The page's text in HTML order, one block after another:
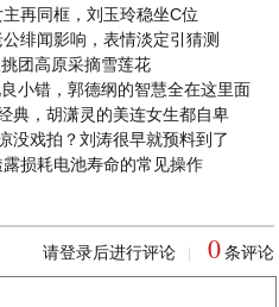
再同框，刘玉玲稳坐C位
绯闻影响，表情淡定引猜测
团高原采摘雪莲花
小错，郭德纲的智慧全在这里面
典，胡潇灵的美连女生都自卑
没戏拍？刘涛很早就预料到了
损耗电池寿命的常见操作
请登录后进行评论 | 0 条评论